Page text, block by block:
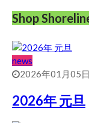
Shop
news
2026年01月05日
2026年 元旦